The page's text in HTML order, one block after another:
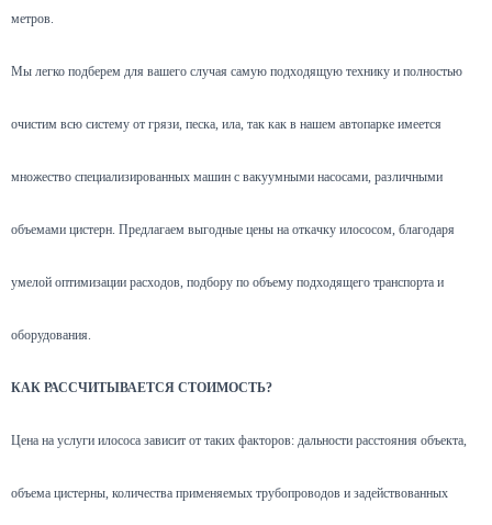
метров.
Мы легко подберем для вашего случая самую подходящую технику и полностью
очистим всю систему от грязи, песка, ила, так как в нашем автопарке имеется
множество специализированных машин с вакуумными насосами, различными
объемами цистерн. Предлагаем выгодные цены на откачку илососом, благодаря
умелой оптимизации расходов, подбору по объему подходящего транспорта и
оборудования.
КАК РАССЧИТЫВАЕТСЯ СТОИМОСТЬ?
Цена на услуги илососа зависит от таких факторов: дальности расстояния объекта,
объема цистерны, количества применяемых трубопроводов и задействованных